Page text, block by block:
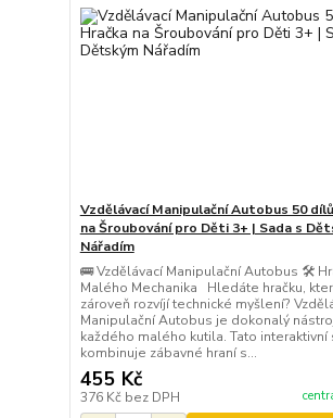
Vzdělávací Manipulační Autobus 50
na Šroubování pro Děti 3+ | Sada s
Nářadím
🚌 Vzdělávací Manipulační Autobus 🛠️
Malého Mechanika Hledáte hračku,
zároveň rozvíjí technické myšlení?
Manipulační Autobus je dokonalý
každého malého kutila. Tato interaktivní
kombinuje zábavné hraní s...
455 Kč
376 Kč bez DPH